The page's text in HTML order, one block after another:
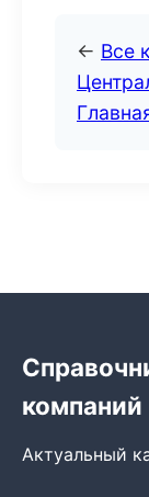
← Все
компаний
Актуальный